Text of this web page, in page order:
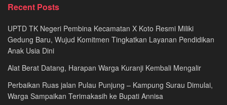
Recent Posts
UPTD TK Negeri Pembina Kecamatan X Koto Resmi Miliki
Gedung Baru, Wujud Komitmen Tingkatkan Layanan Pendidikan
Anak Usia Dini
Alat Berat Datang, Harapan Warga Kuranji Kembali Mengalir
Perbaikan Ruas jalan Pulau Punjung – Kampung Surau Dimulai,
Warga Sampaikan Terimakasih ke Bupati Annisa